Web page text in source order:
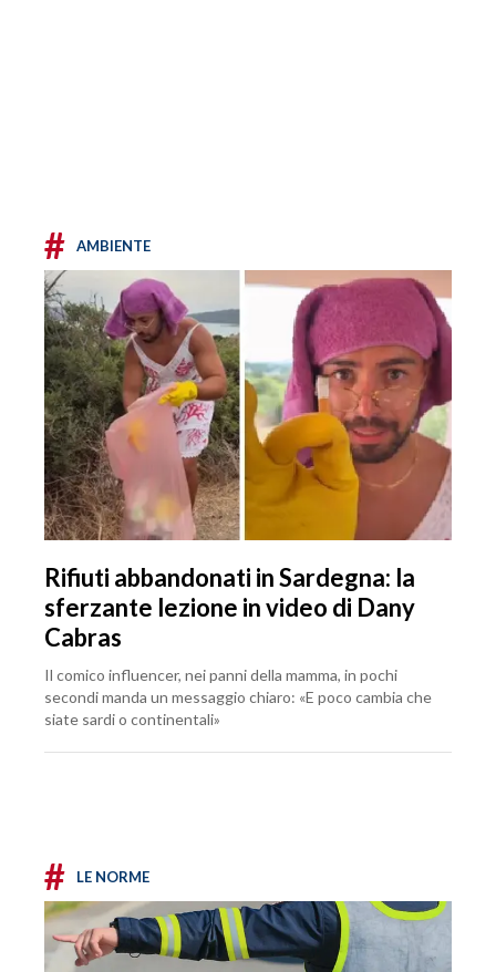
# AMBIENTE
Rifiuti abbandonati in Sardegna: la
sferzante lezione in video di Dany
Cabras
Il comico influencer, nei panni della mamma, in pochi
secondi manda un messaggio chiaro: «E poco cambia che
siate sardi o continentali»
# LE NORME